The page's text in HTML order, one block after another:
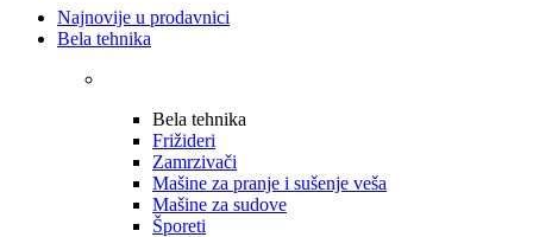
Najnovije u prodavnici
Bela tehnika
Bela tehnika
Frižideri
Zamrzivači
Mašine za pranje i sušenje veša
Mašine za sudove
Šporeti